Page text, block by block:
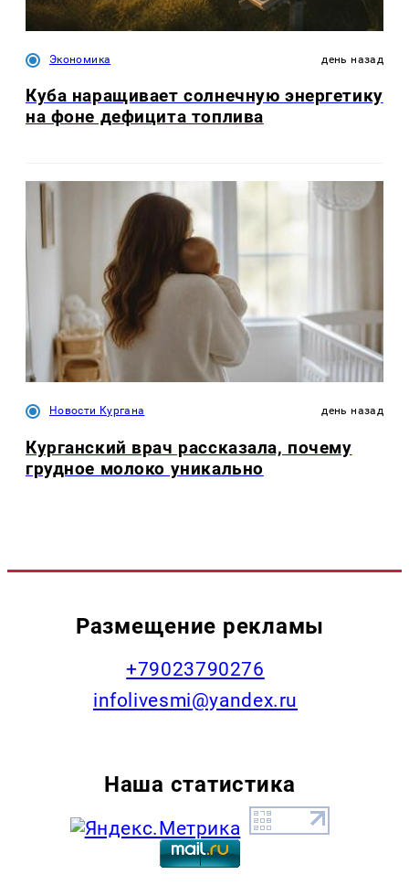
Экономика день назад
Куба наращивает солнечную энергетику
на фоне дефицита топлива
Новости Кургана день назад
Курганский врач рассказала, почему
грудное молоко уникально
Размещение рекламы
+79023790276
infolivesmi@yandex.ru
Наша статистика